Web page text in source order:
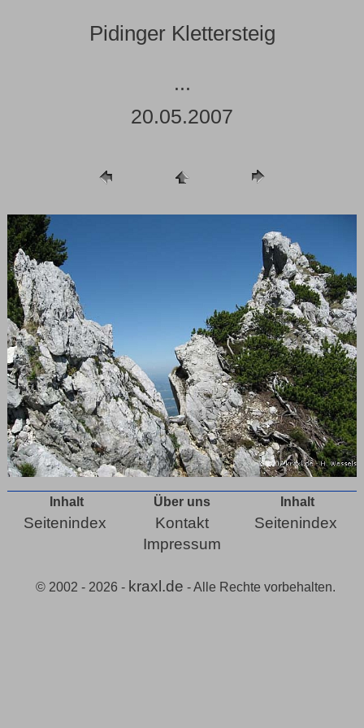
Pidinger Klettersteig
...
20.05.2007
Inhalt
Seitenindex
Über uns
Kontakt
Impressum
Inhalt
Seitenindex
© 2002 - 2026 - kraxl.de - Alle Rechte vorbehalten.